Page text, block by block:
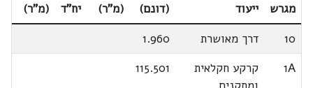
מגרש ייעוד
(דונם)
(מ"ר)
יח"ד
(מ"ר)
10
דרך מאושרת
1.960
1A
קרקע חקלאית
115.501